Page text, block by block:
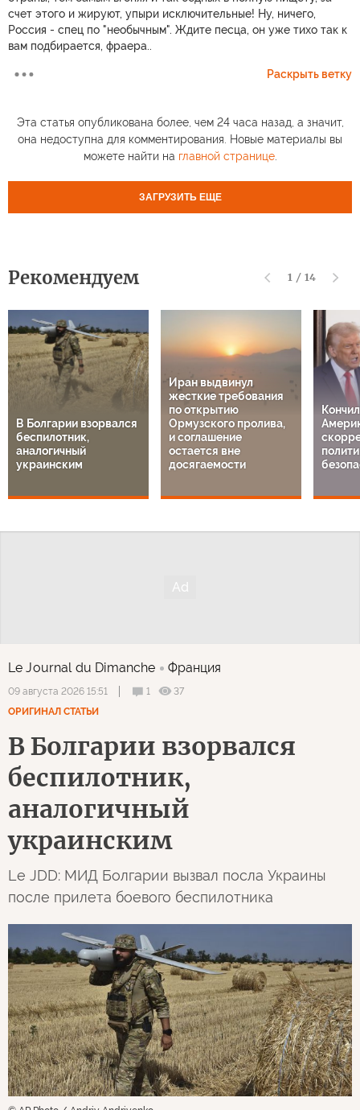
счет этого и жируют, упыри исключительные! Ну, ничего,
Россия - спец по "необычным". Ждите песца, он уже тихо так к
вам подбирается, фраера..
Раскрыть ветку
Эта статья опубликована более, чем 24 часа назад, а значит,
она недоступна для комментирования. Новые материалы вы
можете найти на главной странице.
ЗАГРУЗИТЬ ЕЩЕ
Рекомендуем 1 / 14
В Болгарии взорвался
беспилотник,
аналогичный
украинским
Иран выдвинул
жесткие требования
по открытию
Ормузского пролива,
и соглашение
остается вне
досягаемости
Le Journal du Dimanche Франция
09 августа 2026 15:51 1
37
ОРИГИНАЛ СТАТЬИ
В Болгарии взорвался
беспилотник,
аналогичный
украинским
Le JDD: МИД Болгарии вызвал посла Украины
после прилета боевого беспилотника